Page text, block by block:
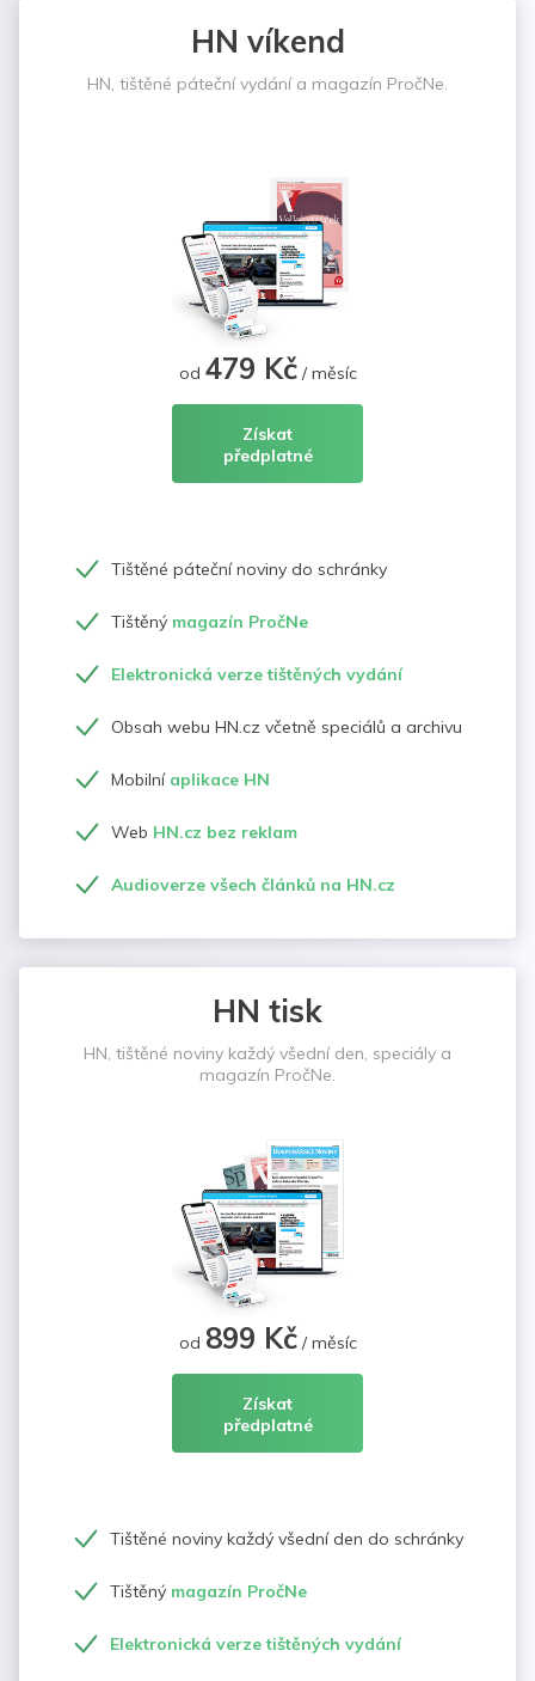
HN víkend
HN, tištěné páteční vydání a magazín PročNe.
od 479 Kč/ měsíc
Získat
předplatné
Tištěné páteční noviny do schránky
Tištěný magazín PročNe
Elektronická verze tištěných vydání
Obsah webu HN.cz včetně speciálů a archivu
Mobilní aplikace HN
Web HN.cz bez reklam
Audioverze všech článků na HN.cz
HN tisk
HN, tištěné noviny každý všední den, speciály a
magazín PročNe.
od 899 Kč/ měsíc
Získat
předplatné
Tištěné noviny každý všední den do schránky
Tištěný magazín PročNe
Elektronická verze tištěných vydání